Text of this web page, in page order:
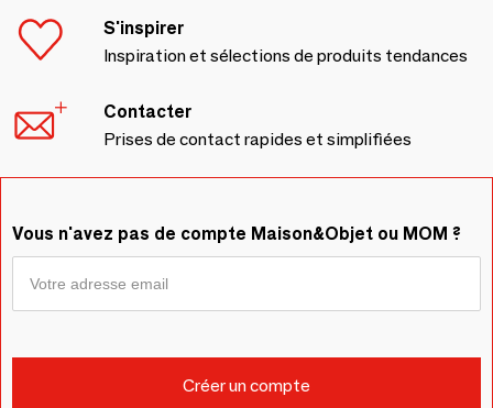
S'inspirer
Inspiration et sélections de produits tendances
Contacter
Prises de contact rapides et simplifiées
Vous n'avez pas de compte Maison&Objet ou MOM ?